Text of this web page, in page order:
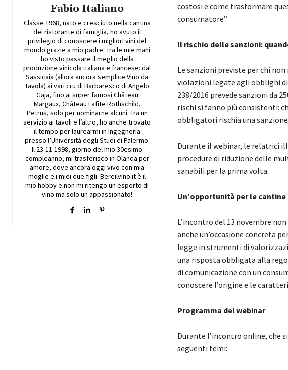
Fabio Italiano
Classe 1968, nato e cresciuto nella cantina
del ristorante di famiglia, ho avuto il
privilegio di conoscere i migliori vini del
mondo grazie a mio padre. Tra le mie mani
ho visto passare il meglio della
produzione vinicola italiana e francese: dal
Sassicaia (allora ancora semplice Vino da
Tavola) ai vari cru di Barbaresco di Angelo
Gaja, fino ai super famosi Château
Margaux, Château Lafite Rothschild,
Petrus, solo per nominarne alcuni. Tra un
servizio ai tavoli e l’altro, ho anche trovato
il tempo per laurearmi in Ingegneria
presso l’Università degli Studi di Palermo.
Il 23-11-1998, giorno del mio 30esimo
compleanno, mi trasferisco in Olanda per
amore, dove ancora oggi vivo con mia
moglie e i miei due figli. Bereilvino.it è il
mio hobby e non mi ritengo un esperto di
vino ma solo un appassionato!
costosi e come trasformare
consumatore”.
Il rischio delle sanzioni:
Le sanzioni previste per chi
violazioni legate agli obblighi
238/2016 prevede sanzioni da
rischi si fanno più consistenti:
obbligatori rischia una sanzione
Durante il webinar, le relatrici
procedure di riduzione delle
sanabili per la prima volta.
Un’opportunità per le
L’incontro del 13 novembre
anche un’occasione concreta
legge in strumenti di
una risposta obbligata alla
di comunicazione con un
conoscere l’origine e le
Programma del webinar
Durante l’incontro online, che
seguenti temi: